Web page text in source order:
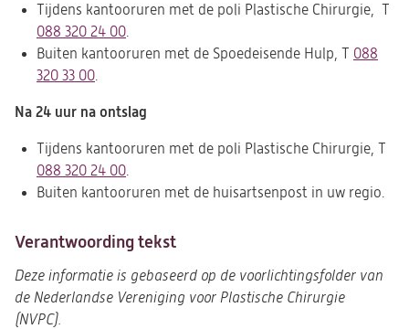
Tijdens kantooruren met de poli Plastische Chirurgie, T
088 320 24 00.
Buiten kantooruren met de Spoedeisende Hulp, T 088
320 33 00.
Na 24 uur na ontslag
Tijdens kantooruren met de poli Plastische Chirurgie, T
088 320 24 00.
Buiten kantooruren met de huisartsenpost in uw regio.
Verantwoording tekst
Deze informatie is gebaseerd op de voorlichtingsfolder van
de Nederlandse Vereniging voor Plastische Chirurgie
(NVPC).